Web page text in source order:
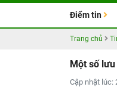
Điểm tin
kỹ thuật Canh tác cây Sầu
Trang chủ
Một số
Cập nhật lúc: